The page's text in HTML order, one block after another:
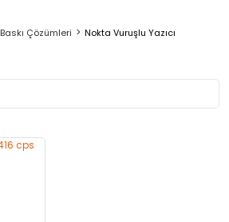
Baskı Çözümleri Nokta Vuruşlu Yazıcı